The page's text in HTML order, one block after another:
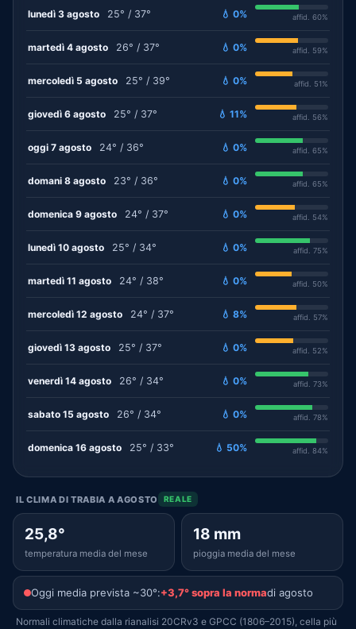
lunedì 3 agosto 25° / 37° 💧 0% affid. 60%
martedì 4 agosto 26° / 37° 💧 0% affid. 59%
mercoledì 5 agosto 25° / 39° 💧 0% affid. 51%
giovedì 6 agosto 25° / 37° 💧 11% affid. 56%
oggi 7 agosto 24° / 36° 💧 0% affid. 65%
domani 8 agosto 23° / 36° 💧 0% affid. 65%
domenica 9 agosto 24° / 37° 💧 0% affid. 54%
lunedì 10 agosto 25° / 34° 💧 0% affid. 75%
martedì 11 agosto 24° / 38° 💧 0% affid. 50%
mercoledì 12 agosto 24° / 37° 💧 8% affid. 57%
giovedì 13 agosto 25° / 37° 💧 0% affid. 52%
venerdì 14 agosto 26° / 34° 💧 0% affid. 73%
sabato 15 agosto 26° / 34° 💧 0% affid. 78%
domenica 16 agosto 25° / 33° 💧 50% affid. 84%
IL CLIMA DI TRABIA A AGOSTO REALE
25,8°
temperatura media del mese
18 mm
pioggia media del mese
Oggi media prevista ~30°:+3,7° sopra la normadi agosto
Normali climatiche dalla rianalisi 20CRv3 e GPCC (1806–2015), cella più